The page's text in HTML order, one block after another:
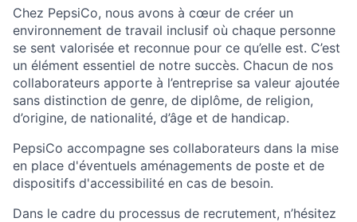
Chez PepsiCo, nous avons à cœur de créer un
environnement de travail inclusif où chaque personne
se sent valorisée et reconnue pour ce qu’elle est. C’est
un élément essentiel de notre succès. Chacun de nos
collaborateurs apporte à l’entreprise sa valeur ajoutée
sans distinction de genre, de diplôme, de religion,
d’origine, de nationalité, d’âge et de handicap.
PepsiCo accompagne ses collaborateurs dans la mise
en place d'éventuels aménagements de poste et de
dispositifs d'accessibilité en cas de besoin.
Dans le cadre du processus de recrutement, n’hésitez